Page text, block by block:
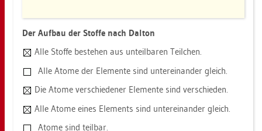
Der Auf­bau der Stof­fe nach Dal­ton
Alle Stof­fe be­ste­hen aus un­teil­ba­ren Teil­chen.
Alle Atome der Ele­men­te sind un­ter­ein­an­der gleich.
Die Atome ver­schie­de­ner Ele­men­te sind ver­schie­den.
Alle Atome eines Ele­ments sind un­ter­ein­an­der gleich.
Atome sind teil­bar.